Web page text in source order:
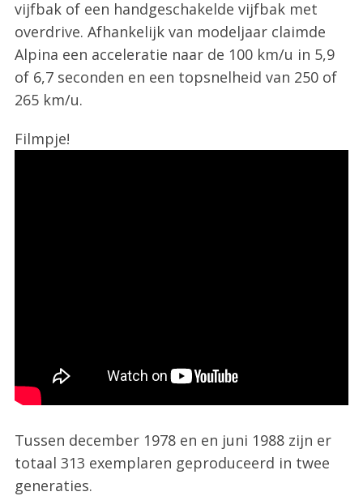
vijfbak of een handgeschakelde vijfbak met
overdrive. Afhankelijk van modeljaar claimde
Alpina een acceleratie naar de 100 km/u in 5,9
of 6,7 seconden en een topsnelheid van 250 of
265 km/u.
Filmpje!
Tussen december 1978 en en juni 1988 zijn er
totaal 313 exemplaren geproduceerd in twee
generaties.